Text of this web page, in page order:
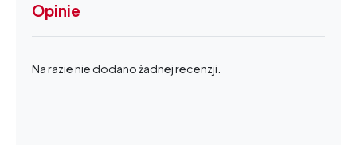
Opinie
Na razie nie dodano żadnej recenzji.